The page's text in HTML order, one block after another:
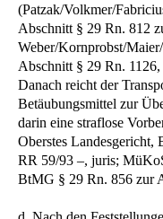
(Patzak/Volkmer/
Abschnitt § 29 Rn. 812
Weber/Kornprobst/
Abschnitt § 29 Rn.
Danach reicht der
Betäubungsmittel zur
darin eine straflose
Oberstes Landesgericht,
RR 59/93 –, juris;
BtMG § 29 Rn. 856 zur